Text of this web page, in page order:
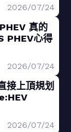
2026/07/24
真的
PHEV心得
2026/07/24
接上頂規划
2026/07/24